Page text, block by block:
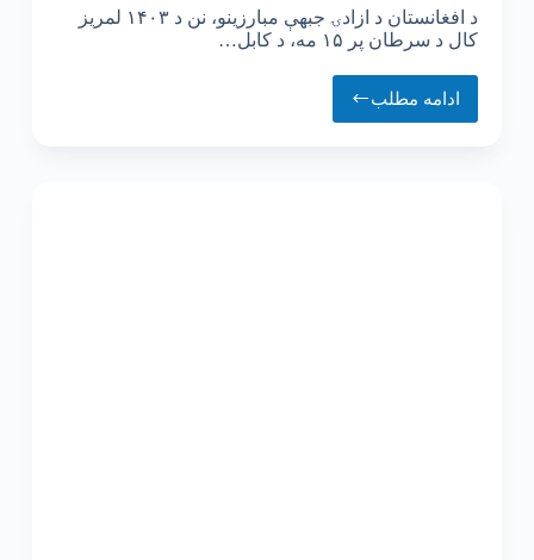
د افغانستان د ازادۍ جبهې مبارزینو، نن د ۱۴۰۳ لمریز
کال د سرطان پر ۱۵ مه، د کابل…
ادامه مطلب